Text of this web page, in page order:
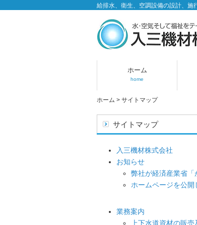
給排水、衛生、空調設備の設計、施
ホーム
home
ホーム > サイトマップ
サイトマップ
入三機材株式会社
お知らせ
弊社が経済産業省
ホームページを公開
業務案内
上下水道資材の販